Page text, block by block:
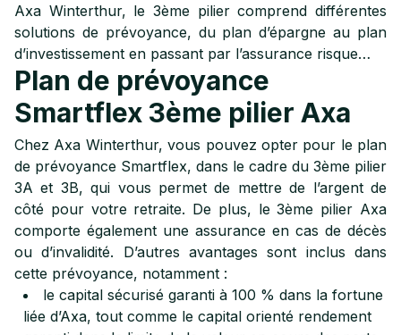
Axa Winterthur, le 3ème pilier comprend différentes
solutions de prévoyance, du plan d’épargne au plan
d’investissement en passant par l’assurance risque…
Plan de prévoyance
Smartflex 3ème pilier Axa
Chez Axa Winterthur, vous pouvez opter pour le plan
de prévoyance Smartflex, dans le cadre du 3ème pilier
3A et 3B, qui vous permet de mettre de l’argent de
côté pour votre retraite. De plus, le 3ème pilier Axa
comporte également une assurance en cas de décès
ou d’invalidité. D’autres avantages sont inclus dans
cette prévoyance, notamment :
le capital sécurisé garanti à 100 % dans la fortune
liée d’Axa, tout comme le capital orienté rendement